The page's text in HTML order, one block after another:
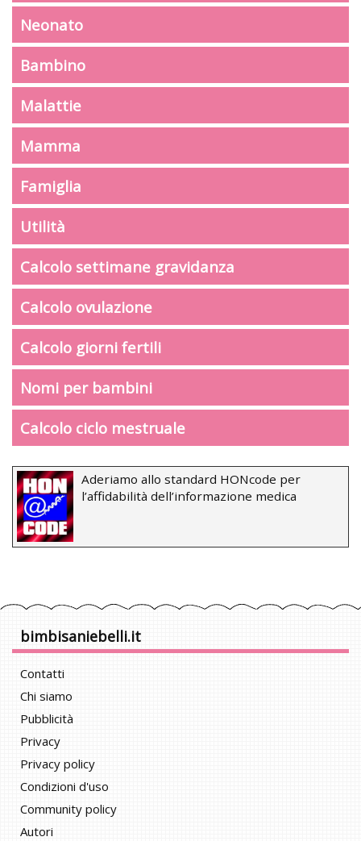
Neonato
Bambino
Malattie
Mamma
Famiglia
Utilità
Calcolo settimane gravidanza
Calcolo ovulazione
Calcolo giorni fertili
Nomi per bambini
Calcolo ciclo mestruale
Aderiamo allo standard HONcode per
l’affidabilità dell’informazione medica
bimbisaniebelli.it
Contatti
Chi siamo
Pubblicità
Privacy
Privacy policy
Condizioni d'uso
Community policy
Autori